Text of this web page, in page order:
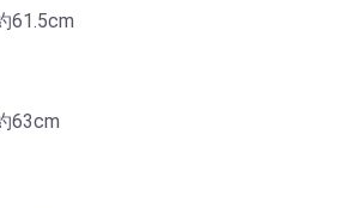
61.5cm
63cm